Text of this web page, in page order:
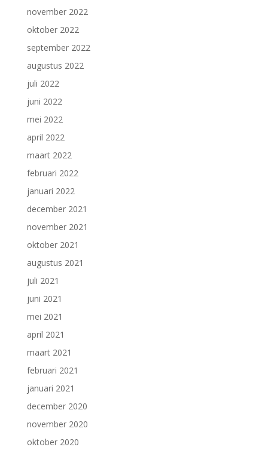
november 2022
oktober 2022
september 2022
augustus 2022
juli 2022
juni 2022
mei 2022
april 2022
maart 2022
februari 2022
januari 2022
december 2021
november 2021
oktober 2021
augustus 2021
juli 2021
juni 2021
mei 2021
april 2021
maart 2021
februari 2021
januari 2021
december 2020
november 2020
oktober 2020